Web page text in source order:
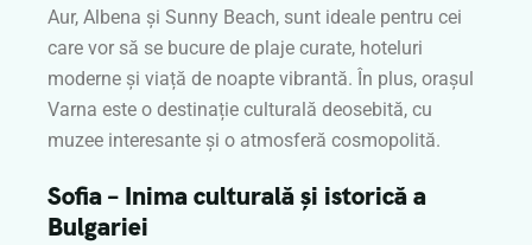
Aur, Albena și Sunny Beach, sunt ideale pentru cei
care vor să se bucure de plaje curate, hoteluri
moderne și viață de noapte vibrantă. În plus, orașul
Varna este o destinație culturală deosebită, cu
muzee interesante și o atmosferă cosmopolită.
Sofia – Inima culturală și istorică a
Bulgariei